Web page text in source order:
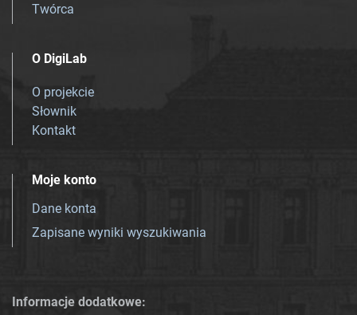
Twórca
O DigiLab
O projekcie
Słownik
Kontakt
Moje konto
Dane konta
Zapisane wyniki wyszukiwania
Informacje dodatkowe: